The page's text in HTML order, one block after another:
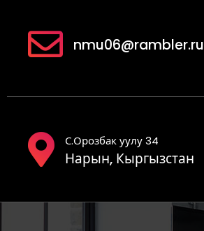
nmu06@rambler.ru
С.Орозбак уулу 34
Нарын, Кыргызстан